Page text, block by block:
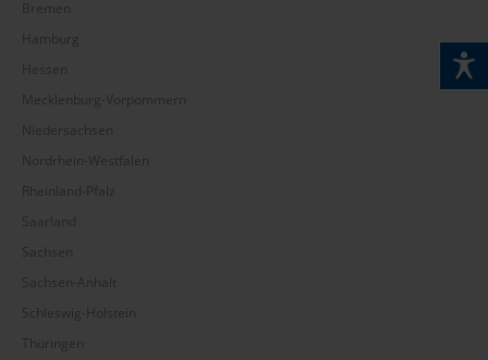
Bremen
Hamburg
Hessen
Mecklenburg-Vorpommern
Niedersachsen
Nordrhein-Westfalen
Rheinland-Pfalz
Saarland
Sachsen
Sachsen-Anhalt
Schleswig-Holstein
Thüringen